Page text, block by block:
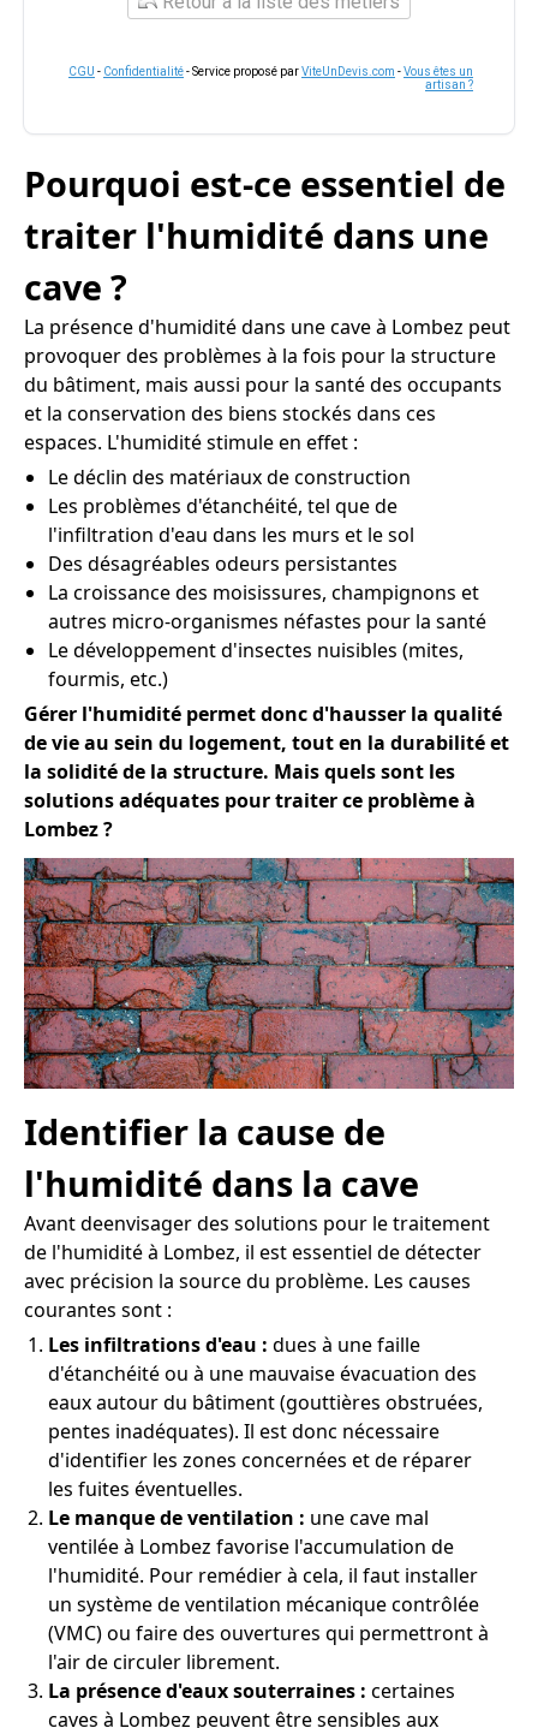
CGU - Confidentialité- Service proposé parViteUnDevis.com -Vous êtes un
artisan ?
Pourquoi est-ce essentiel de
traiter l'humidité dans une
cave ?
La présence d'humidité dans une cave à Lombez peut
provoquer des problèmes à la fois pour la structure
du bâtiment, mais aussi pour la santé des occupants
et la conservation des biens stockés dans ces
espaces. L'humidité stimule en effet :
Le déclin des matériaux de construction
Les problèmes d'étanchéité, tel que de
l'infiltration d'eau dans les murs et le sol
Des désagréables odeurs persistantes
La croissance des moisissures, champignons et
autres micro-organismes néfastes pour la santé
Le développement d'insectes nuisibles (mites,
fourmis, etc.)
Gérer l'humidité permet donc d'hausser la qualité
de vie au sein du logement, tout en la durabilité et
la solidité de la structure. Mais quels sont les
solutions adéquates pour traiter ce problème à
Lombez ?
Identifier la cause de
l'humidité dans la cave
Avant deenvisager des solutions pour le traitement
de l'humidité à Lombez, il est essentiel de détecter
avec précision la source du problème. Les causes
courantes sont :
Les infiltrations d'eau : dues à une faille
d'étanchéité ou à une mauvaise évacuation des
eaux autour du bâtiment (gouttières obstruées,
pentes inadéquates). Il est donc nécessaire
d'identifier les zones concernées et de réparer
les fuites éventuelles.
Le manque de ventilation : une cave mal
ventilée à Lombez favorise l'accumulation de
l'humidité. Pour remédier à cela, il faut installer
un système de ventilation mécanique contrôlée
(VMC) ou faire des ouvertures qui permettront à
l'air de circuler librement.
La présence d'eaux souterraines : certaines
caves à Lombez peuvent être sensibles aux